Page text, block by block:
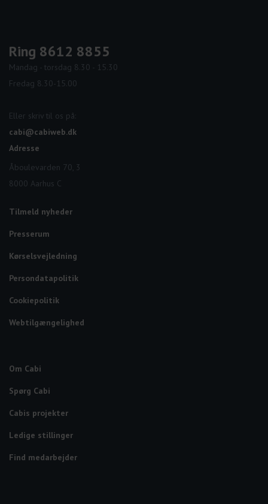
Ring 8612 8855
Mandag - torsdag 8.30 - 15.30
Fredag 8.30-15.00
Eller skriv til os på:
cabi@cabiweb.dk
Adresse
Åboulevarden 70, 3
8000 Aarhus C
Tilmeld nyheder
Presserum
Kørselsvejledning
Persondatapolitik
Cookiepolitik
Webtilgængelighed
Om Cabi
Spørg Cabi
Cabis projekter
Ledige stillinger
Find medarbejder